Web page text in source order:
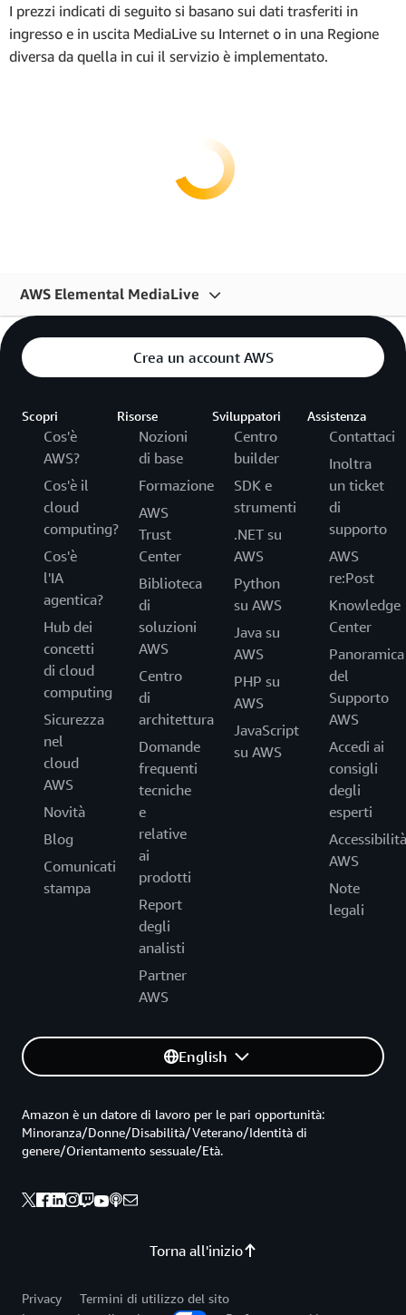
I prezzi indicati di seguito si basano sui dati trasferiti in
ingresso e in uscita MediaLive su Internet o in una Regione
diversa da quella in cui il servizio è implementato.
AWS Elemental MediaLive
Nozioni di base
Domande frequenti
Crea un account AWS
Scopri
Cos'è
AWS?
Cos'è il
cloud
computing?
Cos'è
l'IA
agentica?
Hub dei
concetti
di cloud
computing
Sicurezza
nel
cloud
AWS
Novità
Blog
Comunicati
stampa
Risorse
Nozioni
di base
Formazione
AWS
Trust
Center
Biblioteca
di
soluzioni
AWS
Centro
di
architettura
Domande
frequenti
tecniche
e
relative
ai
prodotti
Report
degli
analisti
Partner
AWS
Sviluppatori
Centro
builder
SDK e
strumenti
.NET su
AWS
Python
su AWS
Java su
AWS
PHP su
AWS
JavaScript
su AWS
Assistenza
Contattaci
Inoltra
un ticket
di
supporto
AWS
re:Post
Knowledge
Center
Panoramica
del
Supporto
AWS
Accedi ai
consigli
degli
esperti
Accessibilità
AWS
Note
legali
English
Torna all'inizio
Amazon è un datore di lavoro per le pari opportunità:
Minoranza/Donne/Disabilità/Veterano/Identità di
genere/Orientamento sessuale/Età.
Privacy
Termini di utilizzo del sito